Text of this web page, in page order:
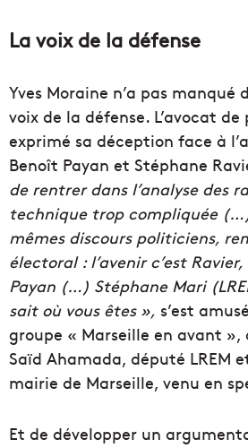
La voix de la défense
Yves Moraine n’a pas
voix de la défense. L’avocat de
exprimé sa déception face à
Benoît Payan et Stéphane
de rentrer dans l’analyse des
technique trop compliquée
mêmes discours politiciens,
électoral : l’avenir c’est
Payan (…) Stéphane Mari
sait où vous êtes », s’est
groupe « Marseille en avant
Saïd Ahamada, député LREM
mairie de Marseille, venu en
Et de développer un